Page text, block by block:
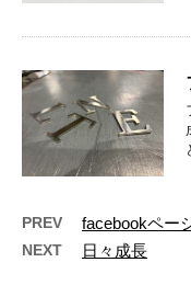
PREV facebookペー
NEXT 日々成長